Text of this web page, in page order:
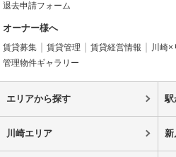
退去申請フォーム
オーナー様へ
賃貸募集 賃貸管理 賃貸経営情報 川崎×
管理物件ギャラリー
エリアから探す 駅
川崎エリア 新